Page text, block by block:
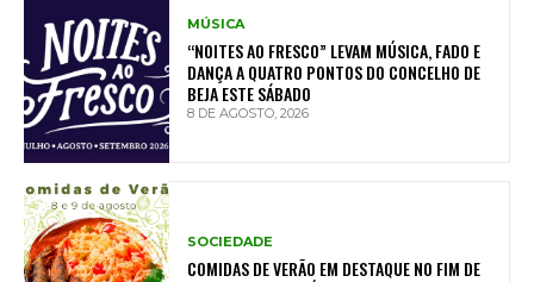
MÚSICA
“NOITES AO FRESCO” LEVAM MÚSICA, FADO E
DANÇA A QUATRO PONTOS DO CONCELHO DE
BEJA ESTE SÁBADO
8 DE AGOSTO, 2026
SOCIEDADE
COMIDAS DE VERÃO EM DESTAQUE NO FIM DE